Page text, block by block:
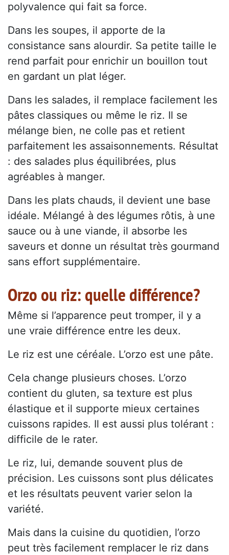
polyvalence qui fait sa force.
Dans les soupes, il apporte de la
consistance sans alourdir. Sa petite taille le
rend parfait pour enrichir un bouillon tout
en gardant un plat léger.
Dans les salades, il remplace facilement les
pâtes classiques ou même le riz. Il se
mélange bien, ne colle pas et retient
parfaitement les assaisonnements. Résultat
: des salades plus équilibrées, plus
agréables à manger.
Dans les plats chauds, il devient une base
idéale. Mélangé à des légumes rôtis, à une
sauce ou à une viande, il absorbe les
saveurs et donne un résultat très gourmand
sans effort supplémentaire.
Orzo ou riz: quelle différence?
Même si l’apparence peut tromper, il y a
une vraie différence entre les deux.
Le riz est une céréale. L’orzo est une pâte.
Cela change plusieurs choses. L’orzo
contient du gluten, sa texture est plus
élastique et il supporte mieux certaines
cuissons rapides. Il est aussi plus tolérant :
difficile de le rater.
Le riz, lui, demande souvent plus de
précision. Les cuissons sont plus délicates
et les résultats peuvent varier selon la
variété.
Mais dans la cuisine du quotidien, l’orzo
peut très facilement remplacer le riz dans